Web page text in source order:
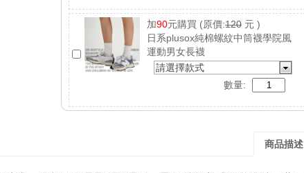
加90元購買 (原價:120 元 )
日系plusox純棉螺紋中筒襪學院風
運動男女長襪
請選擇款式
數量:
商品描述